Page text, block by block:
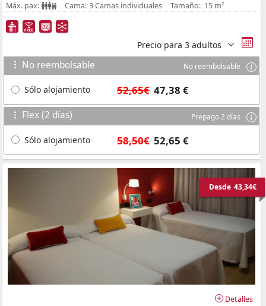
Máx. pax: Cama: 3 Camas individuales Tamaño: 15 m²
Precio para 3 adultos
No reembolsable No reembolsable
Sólo alojamiento 52,65€ 47,38 €
Flex (2 días) Prepago 2 días
Sólo alojamiento 58,50€ 52,65 €
Desde 43,34€
Detalles